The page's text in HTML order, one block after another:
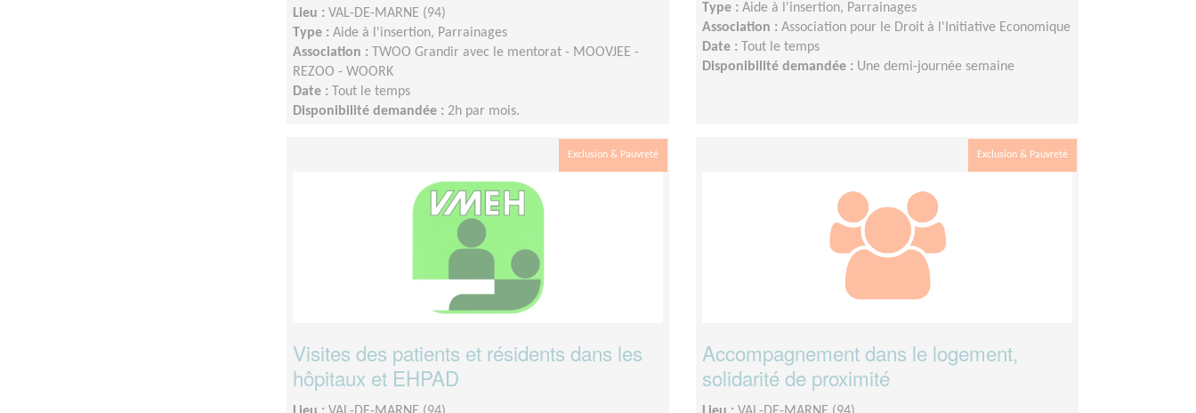
Lieu : VAL-DE-MARNE (94)
Type : Aide à l'insertion, Parrainages
Association :
TWOO Grandir avec le mentorat - MOOVJEE -
REZOO - WOORK
Date :
Tout le temps
Disponibilité demandée : 2h par mois.
Type : Aide à l'insertion, Parrainages
Association : Association pour le Droit à l'Initiative Economique
Date :
Tout le temps
Disponibilité demandée : Une demi-journée semaine
Exclusion & Pauvreté
Visites des patients et résidents dans les
hôpitaux et EHPAD
Exclusion & Pauvreté
Accompagnement dans le logement,
solidarité de proximité